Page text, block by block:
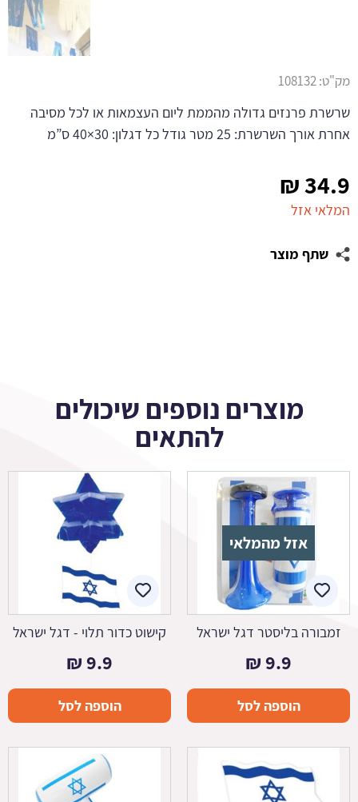
34.9
₪
המלאי אזל
שתף מוצר
מק"ט:108132
שרשרת פרנזים גדולה מהממת ליום העצמאות או לכל מסיבה
אחרת אורך השרשרת: 25 מטר גודל כל דגלון: 30×40 ס”מ
מוצרים נוספים שיכולים
להתאים
אזל מהמלאי
זמבורה בליסטר דגל ישראל
9.9
₪
הוספה לסל
קישוט כדור תלוי - דגל ישראל
9.9
₪
הוספה לסל